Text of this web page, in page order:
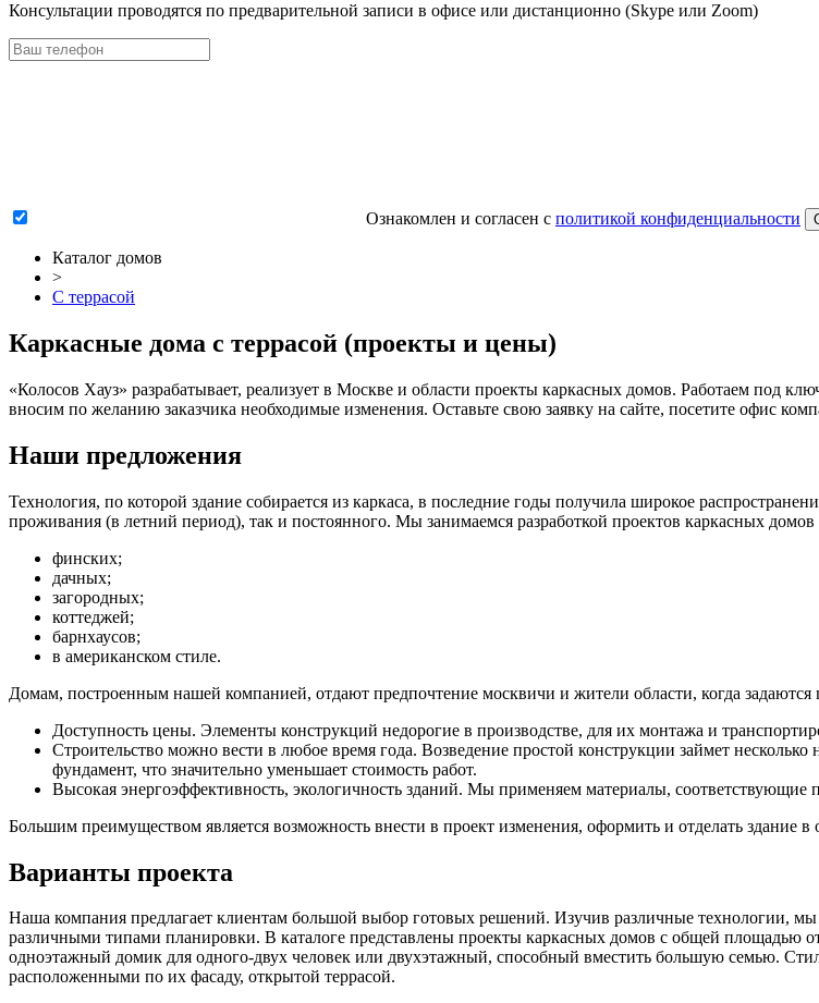
Консультации проводятся по предварительной записи в офисе или дистанционно (Skype или Zoom)
Ознакомлен и согласен с политикой конфиденциальности
Каталог домов
>
С террасой
Каркасные дома с террасой (проекты и цены)
«Колосов Хауз» разрабатывает, реализует в Москве и области проекты каркасных домов. Работаем под
вносим по желанию заказчика необходимые изменения. Оставьте свою заявку на сайте, посетите офис
Наши предложения
Технология, по которой здание собирается из каркаса, в последние годы получила широкое
проживания (в летний период), так и постоянного. Мы занимаемся разработкой проектов каркасных домов
финских;
дачных;
загородных;
коттеджей;
барнхаусов;
в американском стиле.
Домам, построенным нашей компанией, отдают предпочтение москвичи и жители области, когда
Доступность цены. Элементы конструкций недорогие в производстве, для их монтажа и
Строительство можно вести в любое время года. Возведение простой конструкции займет
фундамент, что значительно уменьшает стоимость работ.
Высокая энергоэффективность, экологичность зданий. Мы применяем материалы, соответствующие
Большим преимуществом является возможность внести в проект изменения, оформить и отделать здание в
Варианты проекта
Наша компания предлагает клиентам большой выбор готовых решений. Изучив различные технологии,
различными типами планировки. В каталоге представлены проекты каркасных домов с общей площадью
одноэтажный домик для одного-двух человек или двухэтажный, способный вместить большую семью.
расположенными по их фасаду, открытой террасой.